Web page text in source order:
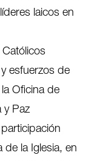
laicos en
Católicos
esfuerzos de
Oficina de
y Paz
de la Iglesia, en